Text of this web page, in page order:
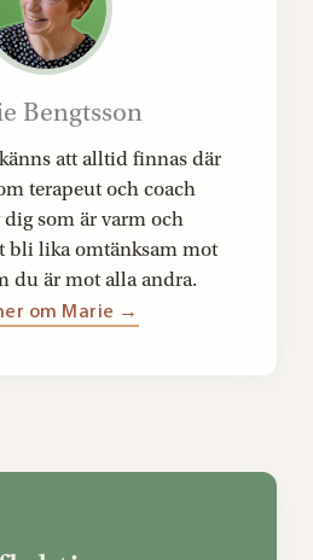
Bengtsson
att alltid finnas där
terapeut och coach
som är varm och
bli lika omtänksam mot
du är mot alla andra.
om Marie →